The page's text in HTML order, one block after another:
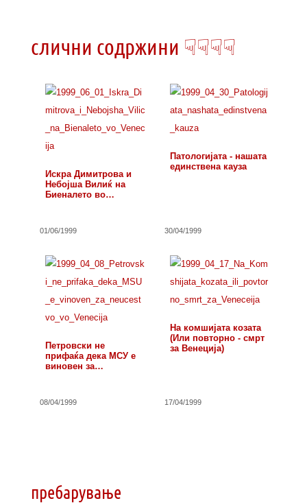
слични содржини ☟☟☟☟
Искра Димитрова и
Небојша Вилиќ на
Биеналето во
01/06/1999
Патологијата - нашата
единствена кауза
30/04/1999
Петровски не
прифаќа дека МСУ е
виновен за…
08/04/1999
На комшијата козата
(Или повторно - смрт
за Венеција)
17/04/1999
пребарување